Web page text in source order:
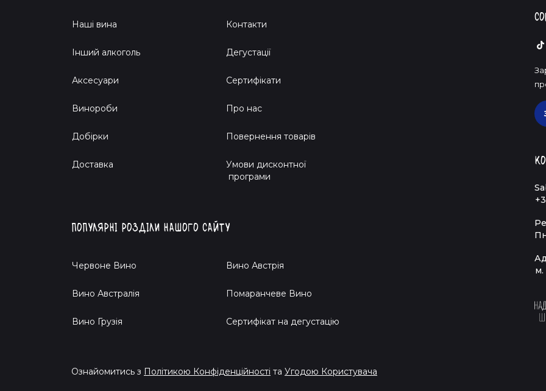
Наші вина
Інший алкоголь
Аксесуари
Винороби
Добірки
Доставка
Контакти
Дегустації
Сертифікати
Про нас
Повернення товарів
Умови дисконтної
програми
Популярні розділи нашого сайту
Червоне Вино
Вино Австралія
Вино Грузія
Вино Австрія
Помаранчеве Вино
Cертифікат на дегустацію
м.
Ознайомитись з Політикою Конфіденційності та Угодою Користувача